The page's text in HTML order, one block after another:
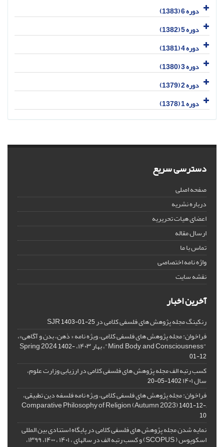
دوره 6 (1383)
دوره 5 (1382)
دوره 4 (1381)
دوره 3 (1380)
دوره 2 (1379)
دوره 1 (1378)
دسترسی سریع
صفحه اصلی
درباره نشریه
اعضای هیات تحریریه
ارسال مقاله
تماس با ما
واژه نامه اختصاصی
نقشه سایت
آخرین اخبار
رنکینگ مجله پژوهش های فلسفی کلامی در SJR1403-01-25
فراخوان: مجله پژوهش های فلسفی کلامی، ویژه نامه « ذهن، بدن و آگاهی»،
"Mind, Body, and Consciousness"، بهار ۱۴۰۳، Spring 2024
1402-
01-12
کسب رتبه الف مجله پژوهش های فلسفی کلامی در ارزیابی وزارت علوم،
سال ۱۴۰۱ 1402-05-20
فراخوان: مجله پژوهش های فلسفی کلامی، ویژه نامه فلسفه دین تطبیقی،
,Comparative Philosophy of Religion (Autumn 2023)
1401-12-
10
نمایه شدن مجله پژوهش های فلسفی کلامی در پایگاه استنادی بین المللی
اسکوپوس ( SCOPUS) و کسب رتبه الف در سالهای ، ۱۴۰۱ ، ۱۴۰۰، ۱۳۹۹،